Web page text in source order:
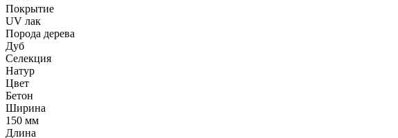
Покрытие
UV лак
Порода дерева
Дуб
Селекция
Натур
Цвет
Бетон
Ширина
150 мм
Длина